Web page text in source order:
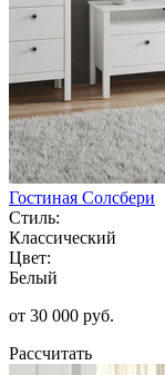
Гостиная Солсбери
Стиль:
Классический
Цвет:
Белый
от 30 000 руб.
Рассчитать